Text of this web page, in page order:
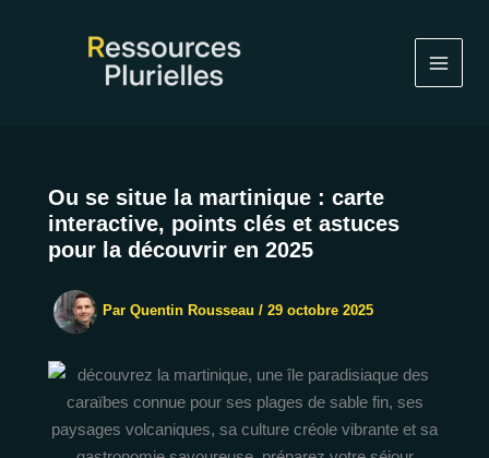
Ou se situe la martinique : carte
interactive, points clés et astuces
pour la découvrir en 2025
Par Quentin Rousseau / 29 octobre 2025